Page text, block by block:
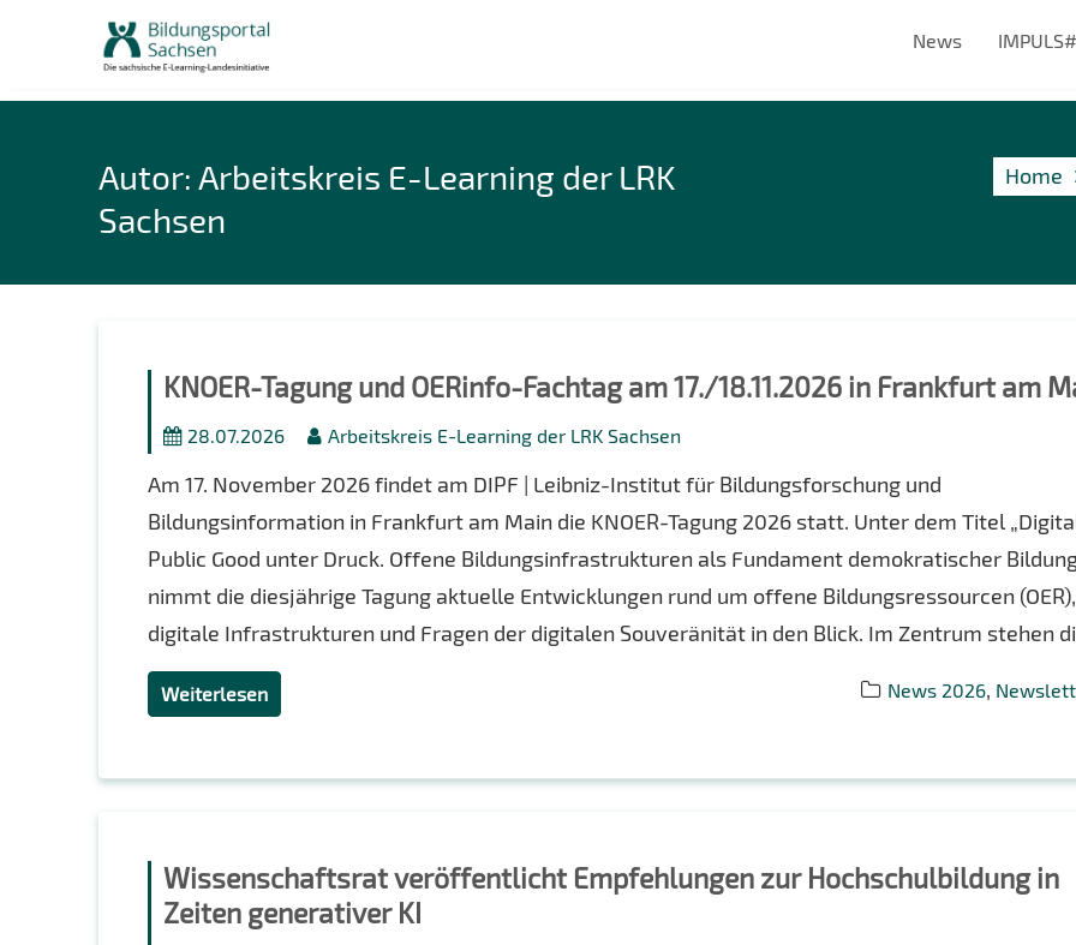
News
Autor:Arbeitskreis E-Learning der LRK
Sachsen
Home
KNOER-Tagung und OERinfo-Fachtag am 17./18.11.2026 in Frankfurt am
28.07.2026 Arbeitskreis E-Learning der LRK Sachsen
Am 17. November 2026 findet am DIPF | Leibniz-Institut für Bildungsforschung und
Bildungsinformation in Frankfurt am Main die KNOER-Tagung 2026 statt. Unter dem Titel
Public Good unter Druck. Offene Bildungsinfrastrukturen als Fundament demokratischer
nimmt die diesjährige Tagung aktuelle Entwicklungen rund um offene Bildungsressourcen (OER),
digitale Infrastrukturen und Fragen der digitalen Souveränität in den Blick. Im Zentrum stehen
News 2026,
Weiterlesen
Wissenschaftsrat veröffentlicht Empfehlungen zur Hochschulbildung in
Zeiten generativer KI